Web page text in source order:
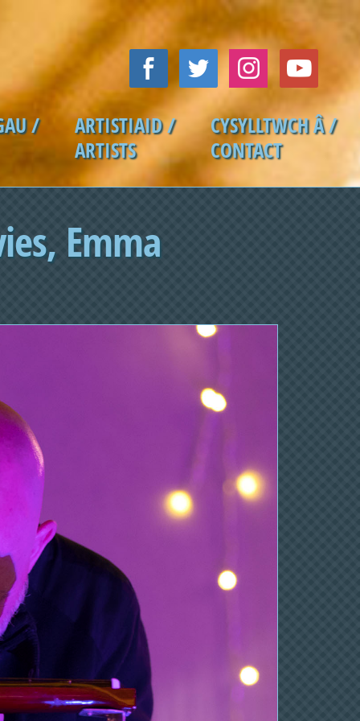
/
ARTISTIAID /
ARTISTS
CYSYLLTWCH Â /
CONTACT
Emma